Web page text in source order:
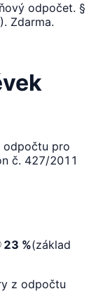
odpočet. §
Zdarma.
odpočtu pro
č. 427/2011
23 %(základ
z odpočtu